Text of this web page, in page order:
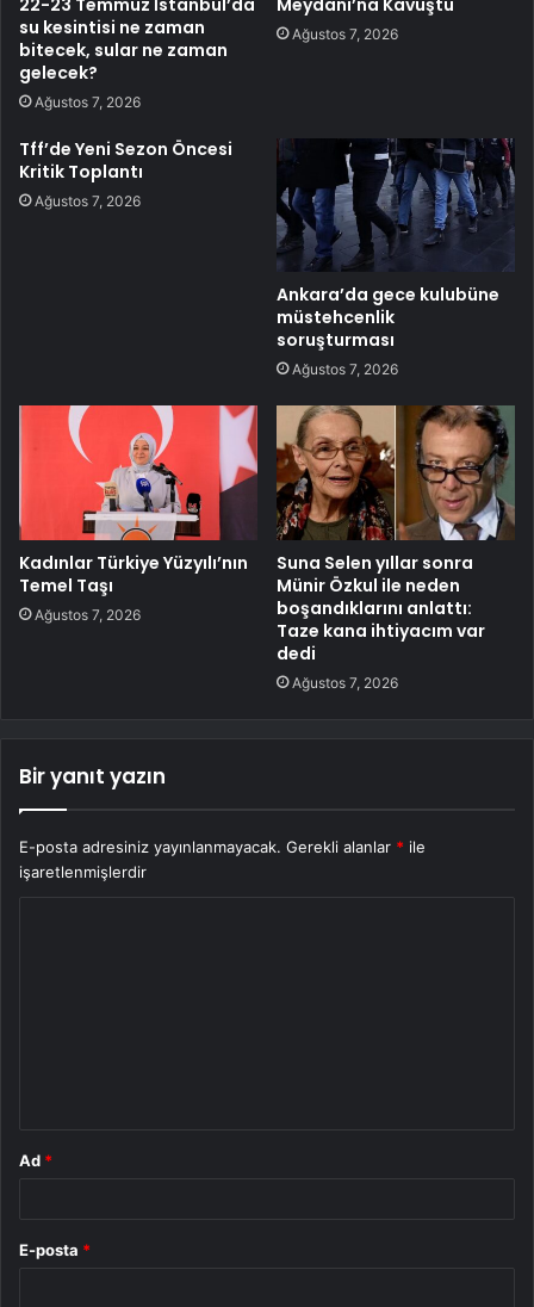
su kesintisi ne zaman
bitecek, sular ne zaman
gelecek?
Ağustos 7, 2026
Ağustos 7, 2026
Tff’de Yeni Sezon Öncesi
Kritik Toplantı
Ağustos 7, 2026
Ankara’da gece kulubüne
müstehcenlik
soruşturması
Ağustos 7, 2026
Kadınlar Türkiye Yüzyılı’nın
Temel Taşı
Ağustos 7, 2026
Suna Selen yıllar sonra
Münir Özkul ile neden
boşandıklarını anlattı:
Taze kana ihtiyacım var
dedi
Ağustos 7, 2026
Bir yanıt yazın
E-posta adresiniz yayınlanmayacak. Gerekli alanlar * ile
işaretlenmişlerdir
Ad *
E-posta *